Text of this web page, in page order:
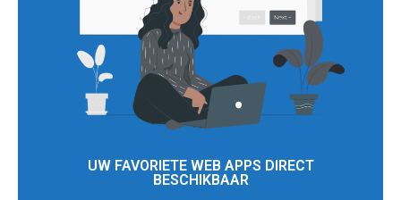
UW FAVORIETE WEB APPS DIRECT
BESCHIKBAAR